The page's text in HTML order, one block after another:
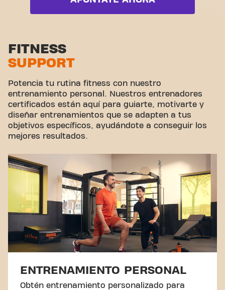
donde fitness y comunidad unen fuerzas.
Zona de estiramiento
Ciclismo virtual
Hacer un tour
FITNESS
SUPPORT
Potencia tu rutina fitness con nuestro
entrenamiento personal. Nuestros entrenadores
certificados están aquí para guiarte, motivarte y
diseñar entrenamientos que se adapten a tus
objetivos específicos, ayudándote a conseguir los
mejores resultados.
ENTRENAMIENTO PERSONAL
Obtén entrenamiento personalizado para